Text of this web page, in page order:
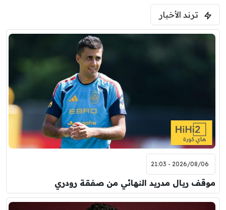
ترند الأخبار
2026/08/06 - 21:03
موقف ريال مدريد النهائي من صفقة رودري